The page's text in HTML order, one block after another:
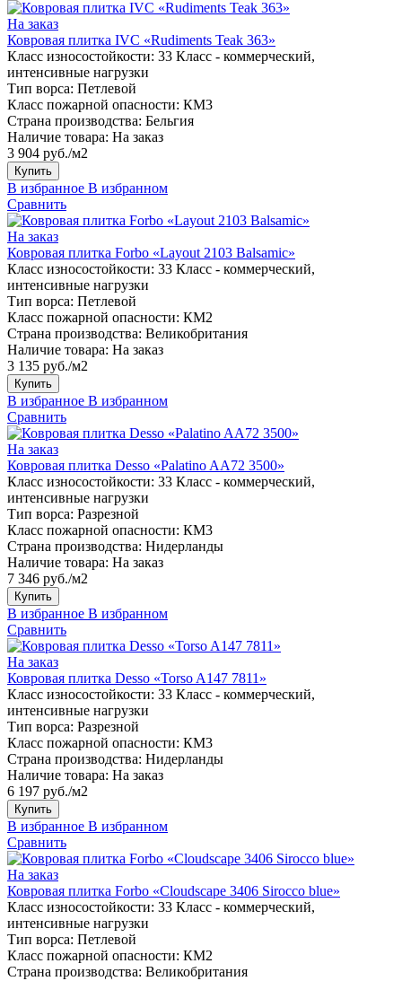
На заказ
Ковровая плитка IVC «Rudiments Teak 363»
Класс износостойкости: 33 Класс - коммерческий,
интенсивные нагрузки
Тип ворса: Петлевой
Класс пожарной опасности: КМ3
Страна производства: Бельгия
Наличие товара: На заказ
3 904 руб./м2
Купить
В избранное В избранном
Сравнить
На заказ
Ковровая плитка Forbo «Layout 2103 Balsamic»
Класс износостойкости: 33 Класс - коммерческий,
интенсивные нагрузки
Тип ворса: Петлевой
Класс пожарной опасности: КМ2
Страна производства: Великобритания
Наличие товара: На заказ
3 135 руб./м2
Купить
В избранное В избранном
Сравнить
На заказ
Ковровая плитка Desso «Palatino AA72 3500»
Класс износостойкости: 33 Класс - коммерческий,
интенсивные нагрузки
Тип ворса: Разрезной
Класс пожарной опасности: КМ3
Страна производства: Нидерланды
Наличие товара: На заказ
7 346 руб./м2
Купить
В избранное В избранном
Сравнить
На заказ
Ковровая плитка Desso «Torso A147 7811»
Класс износостойкости: 33 Класс - коммерческий,
интенсивные нагрузки
Тип ворса: Разрезной
Класс пожарной опасности: КМ3
Страна производства: Нидерланды
Наличие товара: На заказ
6 197 руб./м2
Купить
В избранное В избранном
Сравнить
На заказ
Ковровая плитка Forbo «Cloudscape 3406 Sirocco blue»
Класс износостойкости: 33 Класс - коммерческий,
интенсивные нагрузки
Тип ворса: Петлевой
Класс пожарной опасности: КМ2
Страна производства: Великобритания